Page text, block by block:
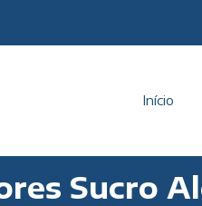
Início
Sucro